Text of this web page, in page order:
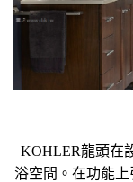
KOHLER龍頭在
浴空間。在功能